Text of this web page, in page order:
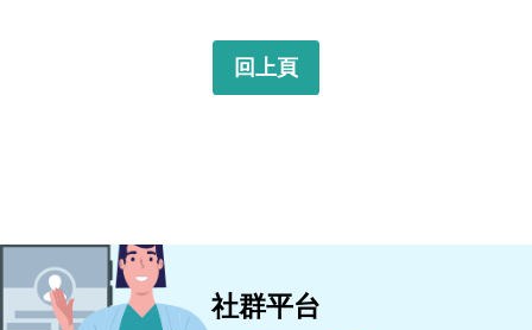
回上頁
社群平台